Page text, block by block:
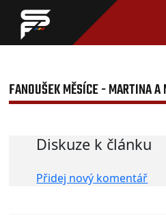
FANOUŠEK MĚSÍCE - MARTINA A
Diskuze k článku
Přidej nový komentář